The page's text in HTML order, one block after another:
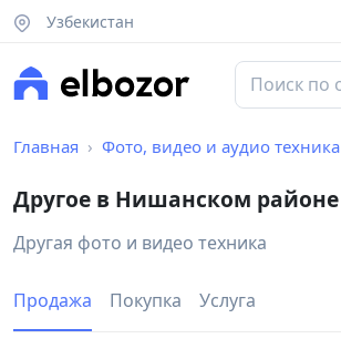
Узбекистан
Главная Фото, видео и аудио техника
Другое в Нишанском районе
Другая фото и видео техника
Продажа Покупка Услуга